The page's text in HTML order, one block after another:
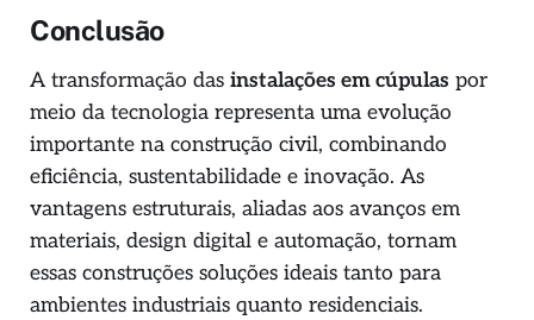
Conclusão
A transformação das instalações em cúpulas por
meio da tecnologia representa uma evolução
importante na construção civil, combinando
eficiência, sustentabilidade e inovação. As
vantagens estruturais, aliadas aos avanços em
materiais, design digital e automação, tornam
essas construções soluções ideais tanto para
ambientes industriais quanto residenciais.